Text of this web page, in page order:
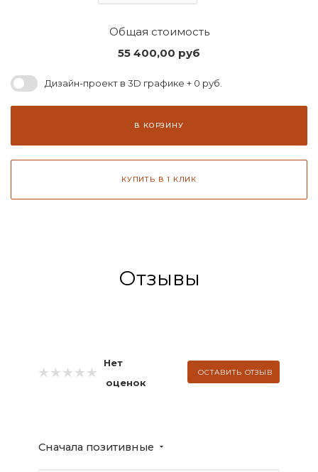
Общая стоимость
55 400,00 руб
Дизайн-проект в 3D графике + 0 руб.
В КОРЗИНУ
КУПИТЬ В 1 КЛИК
Отзывы
Нет
оценок
ОСТАВИТЬ ОТЗЫВ
Сначала позитивные